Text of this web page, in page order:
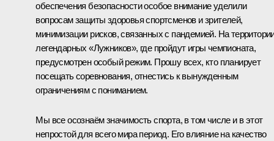
обеспечения безопасности особое внимание уделили
вопросам защиты здоровья спортсменов и зрителей,
минимизации рисков, связанных с пандемией. На
легендарных «Лужников», где пройдут игры чемпионата,
предусмотрен особый режим. Прошу всех, кто планирует
посещать соревнования, отнестись к вынужденным
ограничениям с пониманием.
Мы все осознаём значимость спорта, в том числе и в этот
непростой для всего мира период. Его влияние на качество